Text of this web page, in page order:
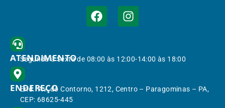
ATENDIMENTO
Segunda à Sexta de 08:00 às 12:00-14:00 às 18:00
ENDEREÇO
End.: Av. do Contorno, 1212, Centro – Paragominas – PA,
CEP: 68625-445